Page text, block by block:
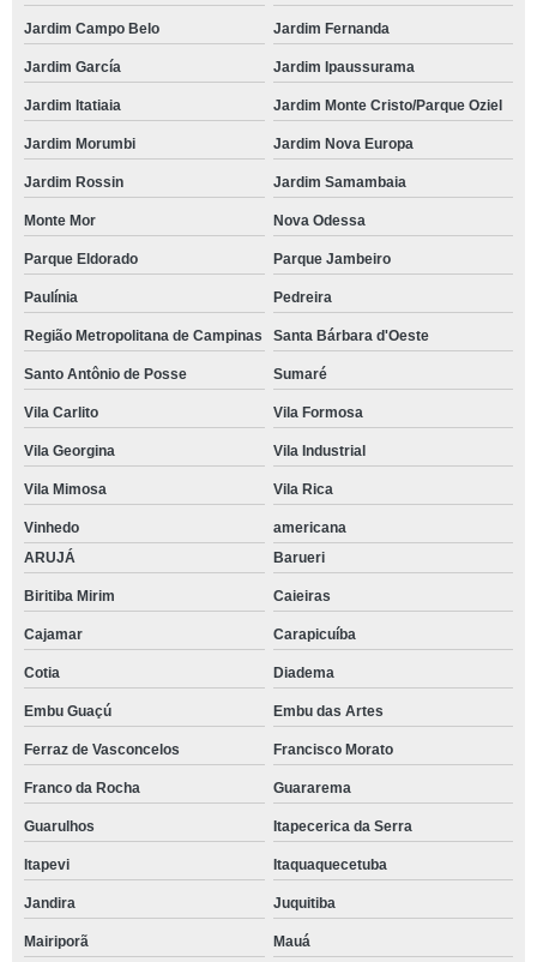
Jardim Campo Belo Jardim Fernanda
Jardim García Jardim Ipaussurama
Jardim Itatiaia Jardim Monte Cristo/Parque Oziel
Jardim Morumbi Jardim Nova Europa
Jardim Rossin Jardim Samambaia
Monte Mor Nova Odessa
Parque Eldorado Parque Jambeiro
Paulínia Pedreira
Região Metropolitana de Campinas Santa Bárbara d'Oeste
Santo Antônio de Posse Sumaré
Vila Carlito Vila Formosa
Vila Georgina Vila Industrial
Vila Mimosa Vila Rica
Vinhedo
americana
ARUJÁ
Barueri
Biritiba Mirim Caieiras
Cajamar Carapicuíba
Cotia Diadema
Embu Guaçú Embu das Artes
Ferraz de Vasconcelos Francisco Morato
Franco da Rocha Guararema
Guarulhos Itapecerica da Serra
Itapevi Itaquaquecetuba
Jandira Juquitiba
Mairiporã Mauá